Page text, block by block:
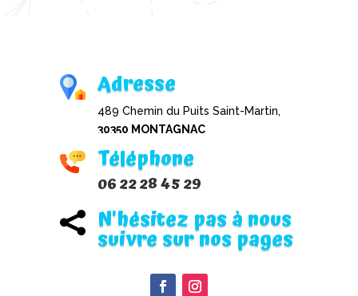
Adresse
489 Chemin du Puits Saint-Martin,
30350 MONTAGNAC
Téléphone
06 22 28 45 29
 N'hésitez pas à nous
suivre sur nos pages